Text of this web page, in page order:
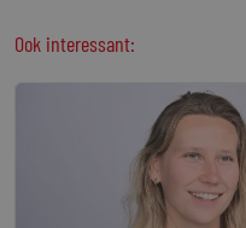
Ook interessant: